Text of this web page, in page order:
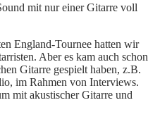
mit nur einer Gitarre voll
England-Tournee hatten wir
Aber es kam auch schon
Gitarre gespielt haben, z.B.
im Rahmen von Interviews.
mit akustischer Gitarre und